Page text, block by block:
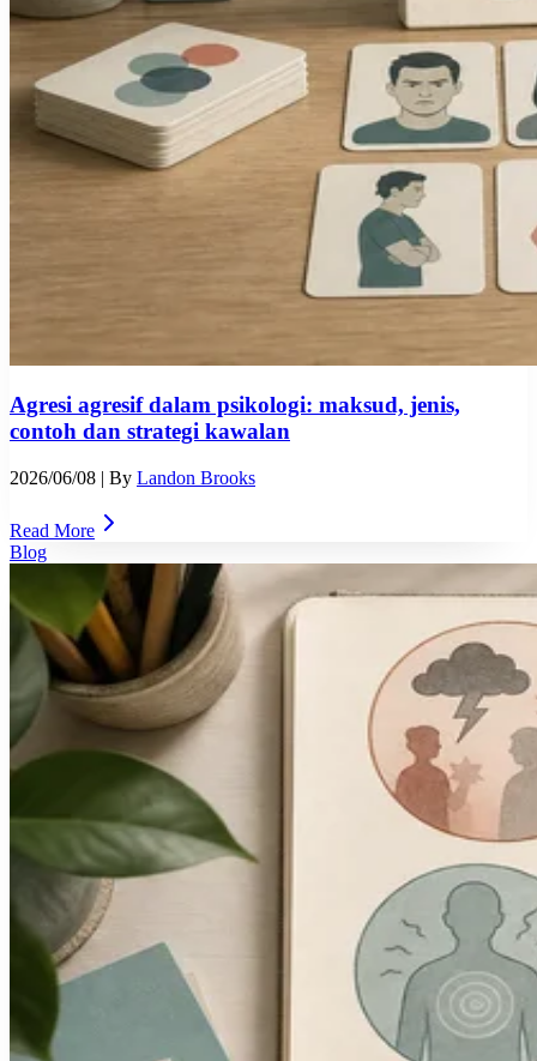
Agresi agresif dalam psikologi: maksud, jenis,
contoh dan strategi kawalan
2026/06/08 | By Landon Brooks
Read More
Blog